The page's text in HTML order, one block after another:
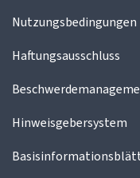
Nutzungsbedingungen
Haftungsausschluss
Hinweisgebersystem